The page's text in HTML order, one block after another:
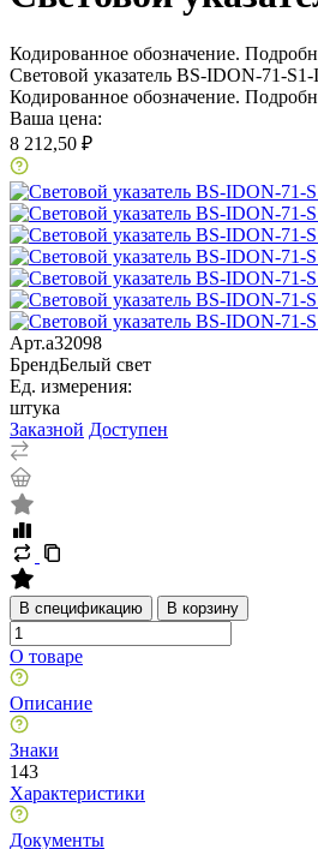
Кодированное обозначение.
Световой указатель BS-IDON-71-
Кодированное обозначение.
Ваша цена:
8 212,50 ₽
Арт.a32098
БрендБелый свет
Ед. измерения:
штука
Заказной Доступен
В спецификацию В корзину
О товаре
Описание
Знаки
143
Характеристики
Документы